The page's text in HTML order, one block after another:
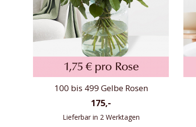
100 bis 499 Gelbe Rosen
175,-
Lieferbar in 2 Werktagen